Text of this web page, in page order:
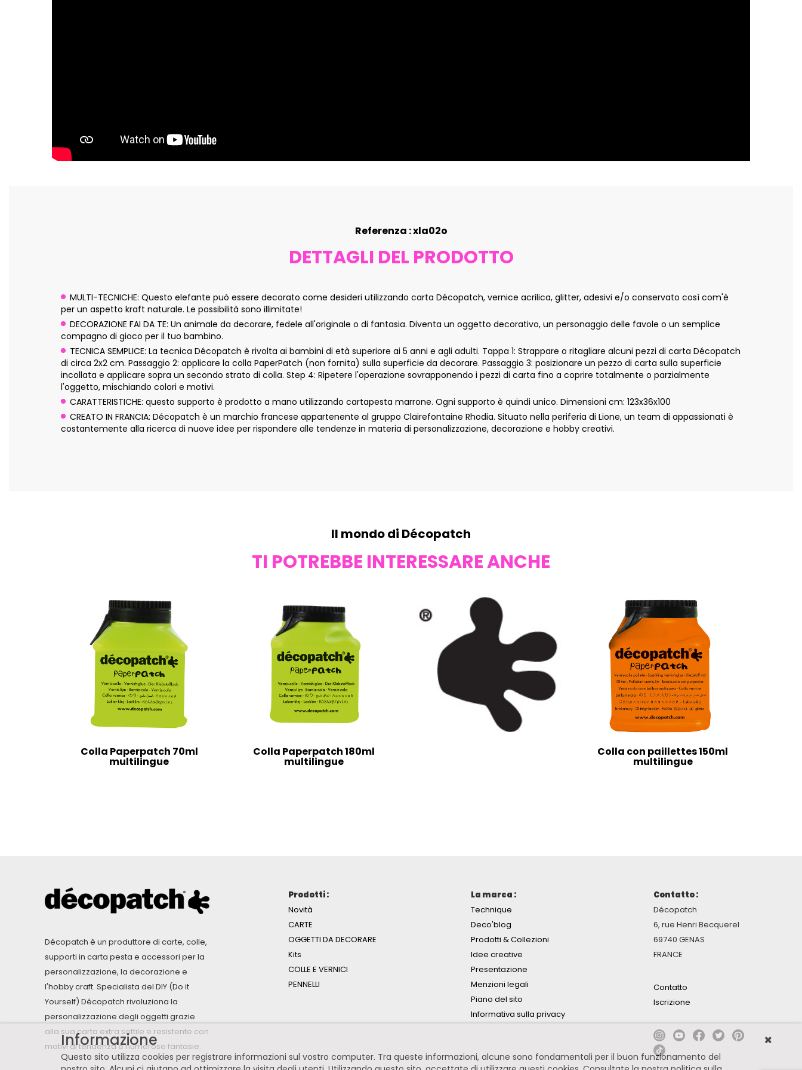
Referenza : xla02o
DETTAGLI DEL PRODOTTO
MULTI-TECNICHE: Questo elefante può essere decorato come desideri utilizzando carta Décopatch, vernice acrilica, glitter, adesivi e/o conservato così com'è
per un aspetto kraft naturale. Le possibilità sono illimitate!
DECORAZIONE FAI DA TE: Un animale da decorare, fedele all'originale o di fantasia. Diventa un oggetto decorativo, un personaggio delle favole o un semplice
compagno di gioco per il tuo bambino.
TECNICA SEMPLICE: La tecnica Décopatch è rivolta ai bambini di età superiore ai 5 anni e agli adulti. Tappa 1: Strappare o ritagliare alcuni pezzi di carta Décopatch
di circa 2x2 cm. Passaggio 2: applicare la colla PaperPatch (non fornita) sulla superficie da decorare. Passaggio 3: posizionare un pezzo di carta sulla superficie
incollata e applicare sopra un secondo strato di colla. Step 4: Ripetere l'operazione sovrapponendo i pezzi di carta fino a coprire totalmente o parzialmente
l'oggetto, mischiando colori e motivi.
CARATTERISTICHE: questo supporto è prodotto a mano utilizzando cartapesta marrone. Ogni supporto è quindi unico. Dimensioni cm: 123x36x100
CREATO IN FRANCIA: Décopatch è un marchio francese appartenente al gruppo Clairefontaine Rhodia. Situato nella periferia di Lione, un team di appassionati è
costantemente alla ricerca di nuove idee per rispondere alle tendenze in materia di personalizzazione, decorazione e hobby creativi.
Il mondo di Décopatch
TI POTREBBE INTERESSARE ANCHE
Colla Paperpatch 70ml
multilingue
Colla Paperpatch 180ml
multilingue
Colla con paillettes 150ml
multilingue
Décopatch è un produttore di carte, colle,
supporti in carta pesta e accessori per la
personalizzazione, la decorazione e
l'hobby craft. Specialista del DIY (Do it
Yourself) Décopatch rivoluziona la
personalizzazione degli oggetti grazie
alla sua carta extra sottile e resistente con
motivi di tendenza e numerose fantasie.
Prodotti :
Novità
CARTE
OGGETTI DA DECORARE
Kits
COLLE E VERNICI
PENNELLI
La marca :
Technique
Deco'blog
Prodotti & Collezioni
Idee creative
Presentazione
Menzioni legali
Piano del sito
Informativa sulla privacy
Contatto :
Décopatch
6, rue Henri Becquerel
69740 GENAS
FRANCE
Contatto
Iscrizione
Informazione
Questo sito utilizza cookies per registrare informazioni sul vostro computer. Tra queste informazioni, alcune sono fondamentali per il buon funzionamento del